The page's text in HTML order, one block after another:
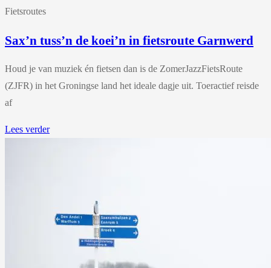
Fietsroutes
Sax’n tuss’n de koei’n in fietsroute Garnwerd
Houd je van muziek én fietsen dan is de ZomerJazzFietsRoute
(ZJFR) in het Groningse land het ideale dagje uit. Toeractief reisde
af
Lees verder